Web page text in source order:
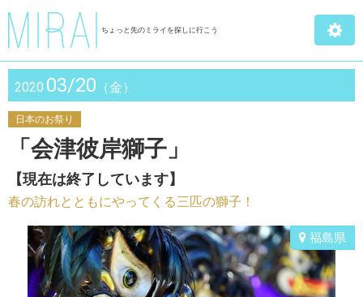
ちょっと先のミライを探しに行こう
2020 03/20 （金）
日本のお祭り
「会津彼岸獅子」
【現在は終了しています】
春の訪れとともにやってくる三匹の獅子！
福島県